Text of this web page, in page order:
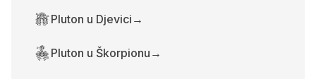
Pluton u Djevici →
Pluton u Škorpionu →